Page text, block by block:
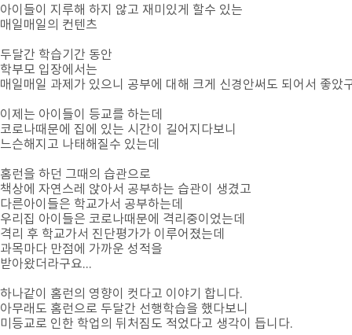
아이들이 지루해 하지 않고 재미있게 할수 있는
매일매일의 컨텐츠
두달간 학습기간 동안
학부모 입장에서는
매일매일 과제가 있으니 공부에 대해 크게 신경안써도 되어서 좋았
이제는 아이들이 등교를 하는데
코로나때문에 집에 있는 시간이 길어지다보니
느슨해지고 나태해질수 있는데
홈런을 하던 그때의 습관으로
책상에 자연스레 앉아서 공부하는 습관이 생겼고
다른아이들은 학교가서 공부하는데
우리집 아이들은 코로나때문에 격리중이었는데
격리 후 학교가서 진단평가가 이루어졌는데
과목마다 만점에 가까운 성적을
받아왔더라구요...
하나같이 홈런의 영향이 컷다고 이야기 합니다.
아무래도 홈런으로 두달간 선행학습을 했다보니
미등교로 인한 학업의 뒤처짐도 적었다고 생각이 듭니다.